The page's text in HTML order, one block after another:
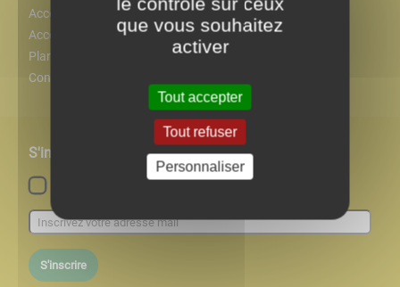
Accès
Accessiblité
Plan
Contact
S'inscrire à notre newsletter
Lettre d'information par défaut
S'inscrire
que vous souhaitez
activer
Tout accepter
Tout refuser
Personnaliser